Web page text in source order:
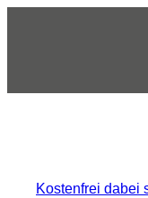
Kostenfrei dabei